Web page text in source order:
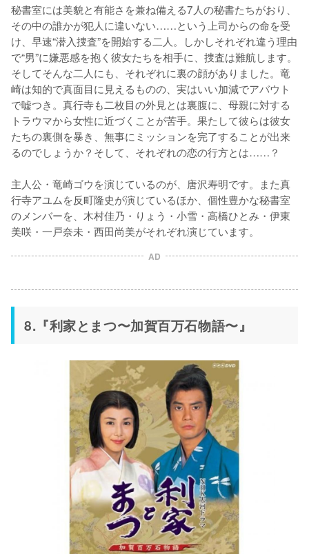
秘書室には美貌と有能さを兼ね備える7人の秘書たちがおり、
その中の誰かが犯人に違いない……という上司からの命を受
け、早速“潜入捜査”を開始する二人。しかしそれぞれ違う理由
で“男”に嫌悪感を抱く彼女たちを相手に、捜査は難航します。
そしてそんな二人にも、それぞれに裏の顔がありました。竜
崎は知的で真面目に見えるものの、実はいい加減でアバウト
で嘘つき。真行寺も二枚目の外見とは裏腹に、母親に対する
トラウマから女性に近づくことが苦手。果たして彼らは彼女
たちの裏側を暴き、無事にミッションを完了することが出来
るのでしょうか？そして、それぞれの恋の行方とは……？
主人公・竜崎ゴウを演じているのが、唐沢寿明です。また真
行寺アユムを反町隆史が演じているほか、個性豊かな秘書室
のメンバーを、木村佳乃・りょう・小雪・高橋ひとみ・伊東
美咲・一戸奈未・西田尚美がそれぞれ演じています。
AD
8.『利家とまつ〜加賀百万石物語〜』